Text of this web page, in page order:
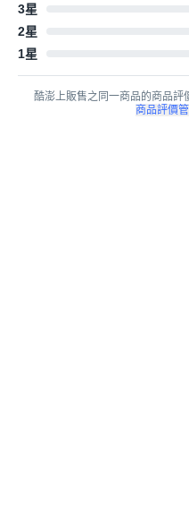
3星
2星
1星
酷澎上販售之同一商品的商品評
商品評價